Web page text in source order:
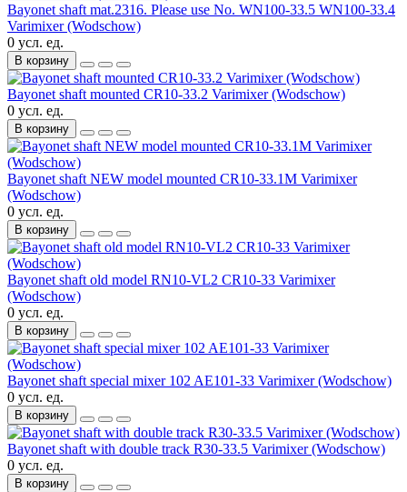
Bayonet shaft mat.2316. Please use No. WN100-33.5 WN100-33.4
Varimixer (Wodschow)
0 усл. ед.
В корзину
Bayonet shaft mounted CR10-33.2 Varimixer (Wodschow)
0 усл. ед.
В корзину
Bayonet shaft NEW model mounted CR10-33.1M Varimixer
(Wodschow)
0 усл. ед.
В корзину
Bayonet shaft old model RN10-VL2 CR10-33 Varimixer
(Wodschow)
0 усл. ед.
В корзину
Bayonet shaft special mixer 102 AE101-33 Varimixer (Wodschow)
0 усл. ед.
В корзину
Bayonet shaft with double track R30-33.5 Varimixer (Wodschow)
0 усл. ед.
В корзину